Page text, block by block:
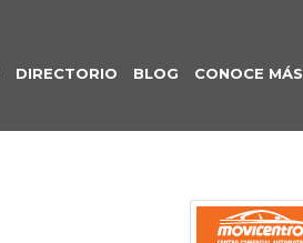
DIRECTORIO BLOG CONOCE MÁS